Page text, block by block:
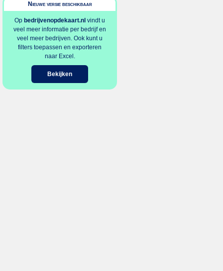
Nieuwe versie beschikbaar
Op bedrijvenopdekaart.nl vindt u
veel meer informatie per bedrijf en
veel meer bedrijven. Ook kunt u
filters toepassen en exporteren
naar Excel.
Bekijken